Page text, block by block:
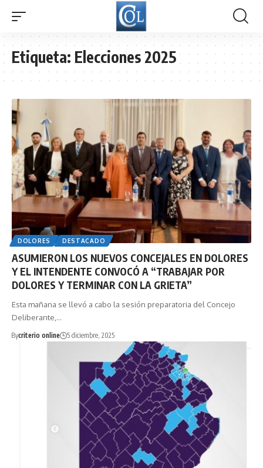
Etiqueta:Elecciones 2025
DOLORES DESTACADO
ASUMIERON LOS NUEVOS CONCEJALES EN DOLORES
Y EL INTENDENTE CONVOCÓ A “TRABAJAR POR
DOLORES Y TERMINAR CON LA GRIETA”
Esta mañana se llevó a cabo la sesión preparatoria del Concejo
Deliberante,…
Bycriterio online 5 diciembre, 2025